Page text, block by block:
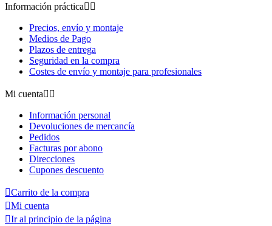
Información práctica 
Precios, envío y montaje
Medios de Pago
Plazos de entrega
Seguridad en la compra
Costes de envío y montaje para profesionales
Mi cuenta 
Información personal
Devoluciones de mercancía
Pedidos
Facturas por abono
Direcciones
Cupones descuento
Carrito de la compra
Mi cuenta
Ir al principio de la página